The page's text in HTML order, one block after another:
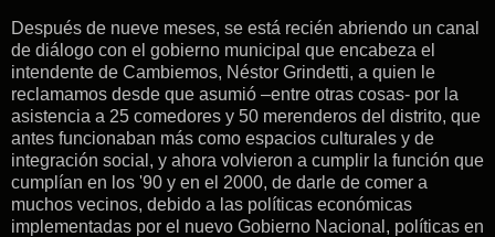
Después de nueve meses, se está recién abriendo un canal
de diálogo con el gobierno municipal que encabeza el
intendente de Cambiemos, Néstor Grindetti, a quien le
reclamamos desde que asumió –entre otras cosas- por la
asistencia a 25 comedores y 50 merenderos del distrito, que
antes funcionaban más como espacios culturales y de
integración social, y ahora volvieron a cumplir la función que
cumplían en los '90 y en el 2000, de darle de comer a
muchos vecinos, debido a las políticas económicas
implementadas por el nuevo Gobierno Nacional, políticas en